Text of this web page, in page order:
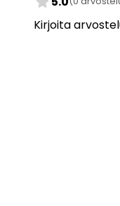
Kirjoita